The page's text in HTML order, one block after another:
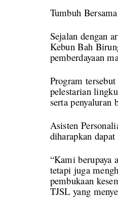
Tumbuh
Sejalan dengan
Kebun Bah
pemberdayaan
Program
pelestarian
serta
Asisten
diharapkan
“Kami berupaya
tetapi juga
pembukaan
TJSL yang